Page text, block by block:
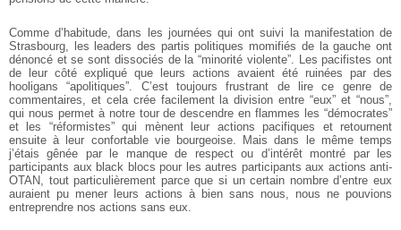
Comme d’habitude, dans les journées qui ont suivi la manifestation de
Strasbourg, les leaders des partis politiques momifiés de la gauche ont
dénoncé et se sont dissociés de la “minorité violente”. Les pacifistes ont
de leur côté expliqué que leurs actions avaient été ruinées par des
hooligans “apolitiques”. C’est toujours frustrant de lire ce genre de
commentaires, et cela crée facilement la division entre “eux” et “nous”,
qui nous permet à notre tour de descendre en flammes les “démocrates”
et les “réformistes” qui mènent leur actions pacifiques et retournent
ensuite à leur confortable vie bourgeoise. Mais dans le même temps
j’étais gênée par le manque de respect ou d’intérêt montré par les
participants aux black blocs pour les autres participants aux actions anti-
OTAN, tout particulièrement parce que si un certain nombre d’entre eux
auraient pu mener leurs actions à bien sans nous, nous ne pouvions
entreprendre nos actions sans eux.